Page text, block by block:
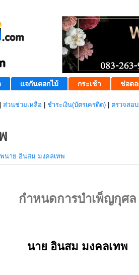
แจกันดอกไม้ กระเช้า ช่อดอ
ส่วนช่วยเหลือ ชำระเงิน(บัตรเครดิต) ตรวจสอ
นาย อินสม มงคลเทพ
กำหนดการบำเพ็ญกุศล
นาย อินสม มงคลเทพ